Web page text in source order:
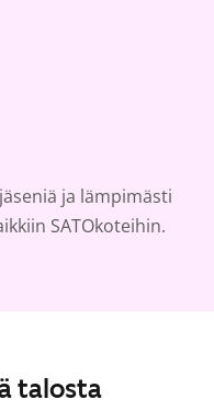
ja lämpimästi
SATOkoteihin.
talosta